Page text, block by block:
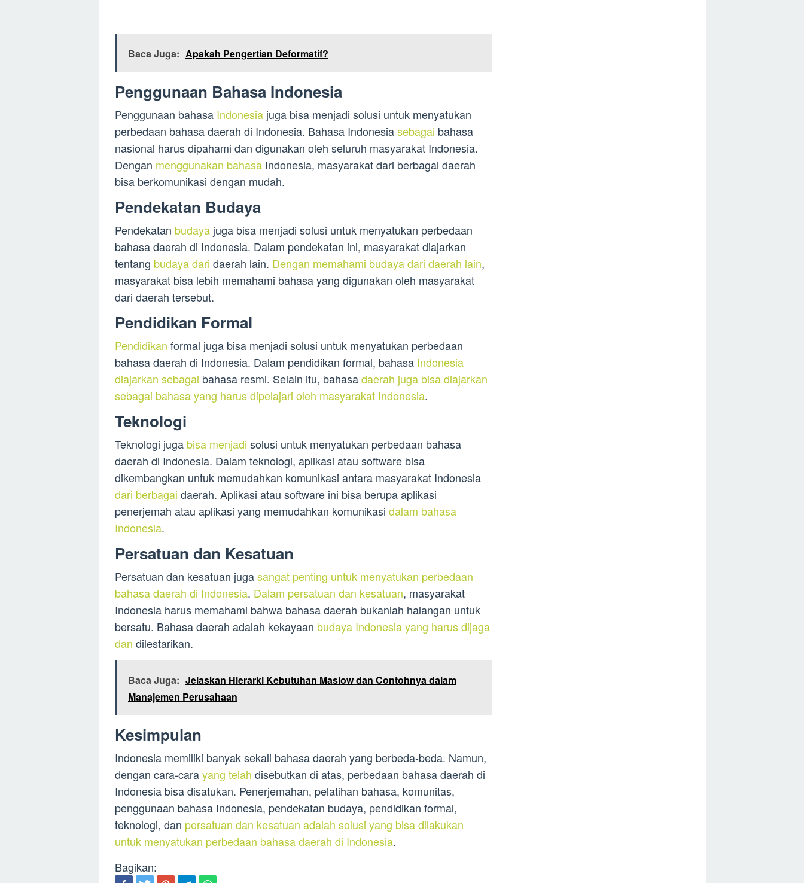
Baca Juga: Apakah Pengertian Deformatif?
Penggunaan Bahasa Indonesia
Penggunaan bahasa Indonesia juga bisa menjadi solusi untuk menyatukan
perbedaan bahasa daerah di Indonesia. Bahasa Indonesiasebagai bahasa
nasional harus dipahami dan digunakan oleh seluruh masyarakat Indonesia.
Dengan menggunakan bahasa Indonesia, masyarakat dari berbagai daerah
bisa berkomunikasi dengan mudah.
Pendekatan Budaya
Pendekatan budaya juga bisa menjadi solusi untuk menyatukan perbedaan
bahasa daerah di Indonesia. Dalam pendekatan ini, masyarakat diajarkan
tentang budaya dari daerah lain. Dengan memahami budaya dari daerah lain,
masyarakat bisa lebih memahami bahasa yang digunakan oleh masyarakat
dari daerah tersebut.
Pendidikan Formal
Pendidikan formal juga bisa menjadi solusi untuk menyatukan perbedaan
bahasa daerah di Indonesia. Dalam pendidikan formal, bahasa Indonesia
diajarkan sebagai bahasa resmi. Selain itu, bahasadaerah juga bisa diajarkan
sebagai bahasa yang harus dipelajari oleh masyarakat Indonesia.
Teknologi
Teknologi juga bisa menjadi solusi untuk menyatukan perbedaan bahasa
daerah di Indonesia. Dalam teknologi, aplikasi atau software bisa
dikembangkan untuk memudahkan komunikasi antara masyarakat Indonesia
dari berbagai daerah. Aplikasi atau software ini bisa berupa aplikasi
penerjemah atau aplikasi yang memudahkan komunikasi dalam bahasa
Indonesia.
Persatuan dan Kesatuan
Persatuan dan kesatuan jugasangat penting untuk menyatukan perbedaan
bahasa daerah di Indonesia. Dalam persatuan dan kesatuan, masyarakat
Indonesia harus memahami bahwa bahasa daerah bukanlah halangan untuk
bersatu. Bahasa daerah adalah kekayaan budaya Indonesia yang harus dijaga
dan dilestarikan.
Baca Juga: Jelaskan Hierarki Kebutuhan Maslow dan Contohnya dalam
Manajemen Perusahaan
Kesimpulan
Indonesia memiliki banyak sekali bahasa daerah yang berbeda-beda. Namun,
dengan cara-carayang telah disebutkan di atas, perbedaan bahasa daerah di
Indonesia bisa disatukan. Penerjemahan, pelatihan bahasa, komunitas,
penggunaan bahasa Indonesia, pendekatan budaya, pendidikan formal,
teknologi, dan persatuan dan kesatuan adalah solusi yang bisa dilakukan
untuk menyatukan perbedaan bahasa daerah di Indonesia.
Bagikan: